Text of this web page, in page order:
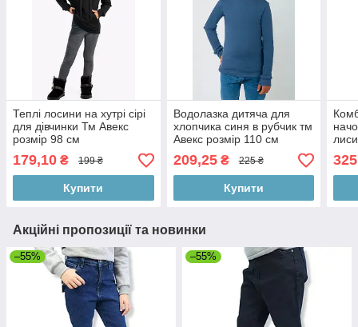
Теплі лосини на хутрі сірі
для дівчинки Тм Авекс
розмір 98 см
179,10 ₴ 199 ₴
Купити
Водолазка дитяча для
хлопчика синя в рубчик тм
Авекс розмір 110 см
209,25₴ 225 ₴
Купити
см
Акційні пропозиції та новинки
–55% –55%